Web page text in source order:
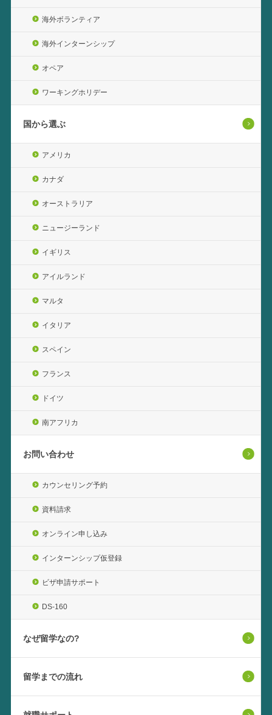
海外ボランティア
海外インターンシップ
オペア
ワーキングホリデー
国から選ぶ
アメリカ
カナダ
オーストラリア
ニュージーランド
イギリス
アイルランド
マルタ
イタリア
スペイン
フランス
ドイツ
南アフリカ
お問い合わせ
カウンセリング予約
資料請求
オンライン申し込み
インターンシップ仮登録
ビザ申請サポート
DS-160
なぜ留学なの?
留学までの流れ